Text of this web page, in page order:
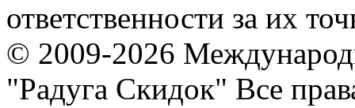
ответственности за их
© 2009-2026
"Радуга Скидок" Все